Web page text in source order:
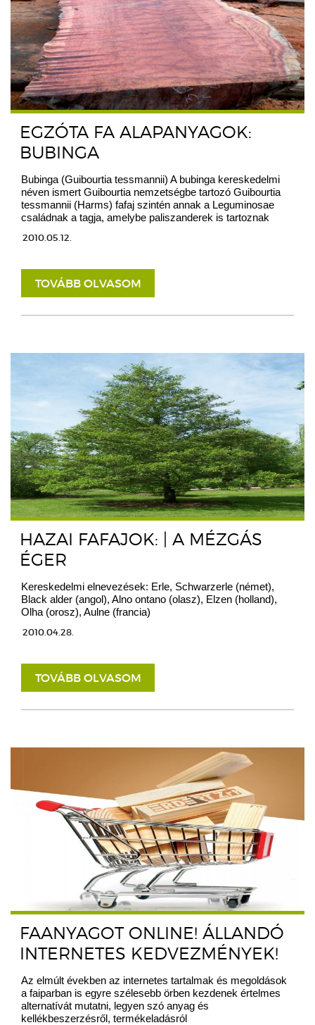
EGZÓTA FA ALAPANYAGOK:
BUBINGA
Bubinga (Guibourtia tessmannii) A bubinga kereskedelmi
néven ismert Guibourtia nemzetségbe tartozó Guibourtia
tessmannii (Harms) fafaj szintén annak a Leguminosae
családnak a tagja, amelybe paliszanderek is tartoznak
2010.05.12.
TOVÁBB OLVASOM
HAZAI FAFAJOK: | A MÉZGÁS
ÉGER
Kereskedelmi elnevezések: Erle, Schwarzerle (német),
Black alder (angol), Alno ontano (olasz), Elzen (holland),
Olha (orosz), Aulne (francia)
2010.04.28.
TOVÁBB OLVASOM
FAANYAGOT ONLINE! ÁLLANDÓ
INTERNETES KEDVEZMÉNYEK!
Az elmúlt években az internetes tartalmak és megoldások
a faiparban is egyre szélesebb örben kezdenek értelmes
alternatívát mutatni, legyen szó anyag és
kellékbeszerzésről, termékeladásról